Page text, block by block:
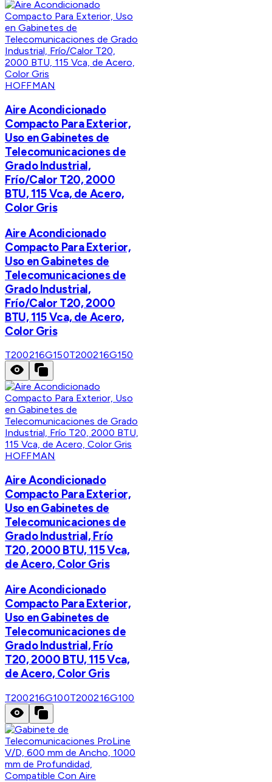
HOFFMAN
Aire Acondicionado
Compacto Para Exterior,
Uso en Gabinetes de
Telecomunicaciones de
Grado Industrial,
Frío/Calor T20, 2000
BTU, 115 Vca, de Acero,
Color Gris
Aire Acondicionado
Compacto Para Exterior,
Uso en Gabinetes de
Telecomunicaciones de
Grado Industrial,
Frío/Calor T20, 2000
BTU, 115 Vca, de Acero,
Color Gris
T200216G150T200216G150
HOFFMAN
Aire Acondicionado
Compacto Para Exterior,
Uso en Gabinetes de
Telecomunicaciones de
Grado Industrial, Frío
T20, 2000 BTU, 115 Vca,
de Acero, Color Gris
Aire Acondicionado
Compacto Para Exterior,
Uso en Gabinetes de
Telecomunicaciones de
Grado Industrial, Frío
T20, 2000 BTU, 115 Vca,
de Acero, Color Gris
T200216G100T200216G100